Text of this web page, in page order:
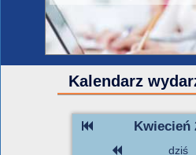
Kalendarz
Kwiecień
dziś